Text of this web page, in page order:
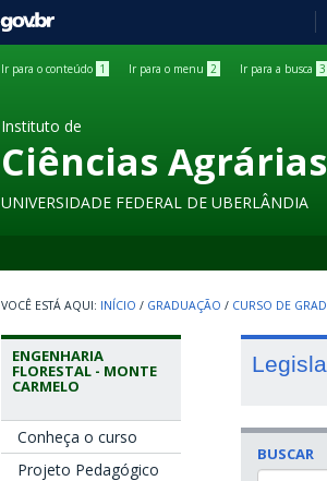
GOVBR
Ir para o conteúdo 1 Ir para o menu 2 Ir para a busca 3
Instituto de
Ciências Agrárias
UNIVERSIDADE FEDERAL DE UBERLÂNDIA
INÍCIO / GRADUAÇÃO / CURSO DE
ENGENHARIA
FLORESTAL - MONTE
CARMELO
Conheça o curso
Projeto Pedagógico
BUSCAR